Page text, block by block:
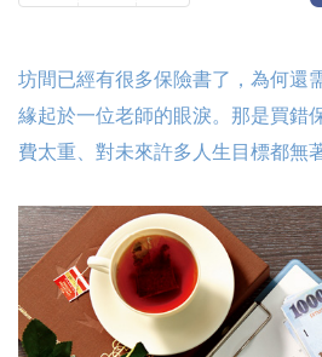
坊間已經有很多保險書了，為何還
緣起於一位老師的眼淚。那是買錯
費太重、對未來許多人生目標都無